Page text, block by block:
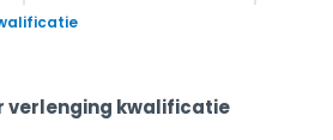
verlenging kwalificatie